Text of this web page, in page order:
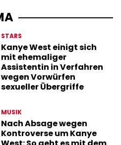
STARS
Kanye West einigt sich
mit ehemaliger
Assistentin in Verfahren
wegen Vorwürfen
sexueller Übergriffe
MUSIK
Nach Absage wegen
Kontroverse um Kanye